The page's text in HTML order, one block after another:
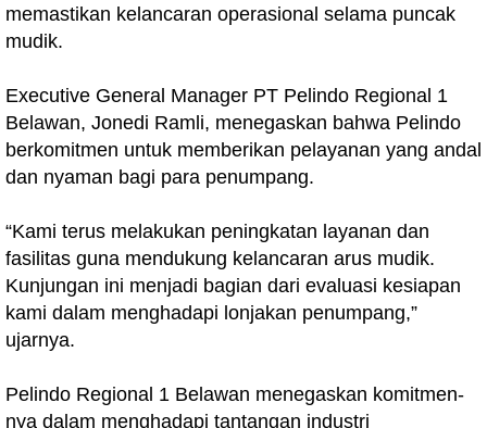
memastikan kelancaran operasional selama puncak
mudik.
Executive General Manager PT Pelindo Regional 1
Belawan, Jonedi Ramli, menegaskan bahwa Pelindo
berkomitmen untuk memberikan pelayanan yang andal
dan nyaman bagi para penumpang.
“Kami terus melakukan peningkatan layanan dan
fasilitas guna mendukung kelancaran arus mudik.
Kunjungan ini menjadi bagian dari evaluasi kesiapan
kami dalam menghadapi lonjakan penumpang,”
ujarnya.
Pelindo Regional 1 Belawan menegaskan komitmen-
nya dalam menghadapi tantangan industri